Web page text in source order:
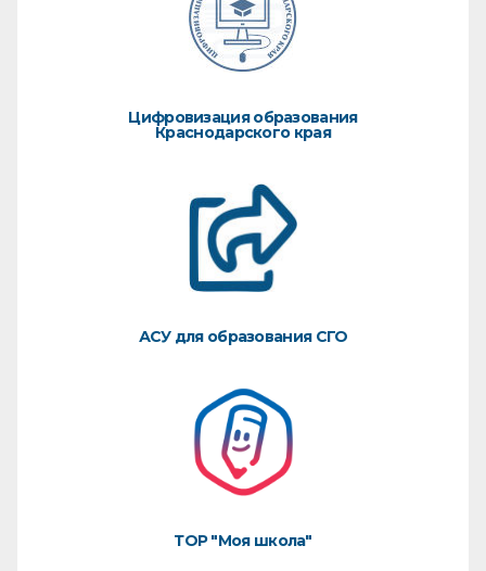
Цифровизация образования
Краснодарского края
АСУ для образования СГО
ТОР "Моя школа"